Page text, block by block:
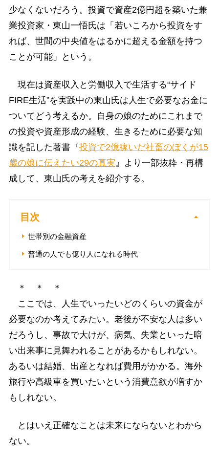
少なくないだろう。投資で資産2億円超を築いた兼
業投資家・東山一悟氏は「若いころから投資をす
れば、世間の中央値をはるかに超える金額を持つ
ことが可能」という。
現在は資産収入と労働収入で生活する“サイド
FIRE生活”を実践中の東山氏は人生で必要なお金に
ついてどう考えるか。自身の娘のためにこれまで
の投資や資産形成の経験、生きるために必要な知
識を記した著書『投資で2億稼いだ社畜のぼくが15
歳の娘に伝えたい29の真実』より一部抜粋・再構
成して、東山氏の考えを紹介する。
目次
世帯別の金融資産
普通の人でも億り人になれる時代
＊ ＊ ＊
ここでは、人生でいったいどのくらいの資金が
必要なのか考えてみたい。老後が不安な人は多い
だろうし、事故で大けが、病気、失業といった暗
い出来事に見舞われることがあるかもしれない。
あるいは結婚、出産となれば費用がかかる。海外
旅行や高級車を買いたいという消費意欲が増すか
もしれない。
とはいえ正確なことは未来にならないとわから
ない。